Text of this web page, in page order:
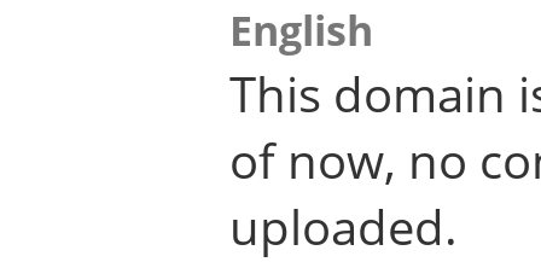
English
This domain
of now, no
uploaded.